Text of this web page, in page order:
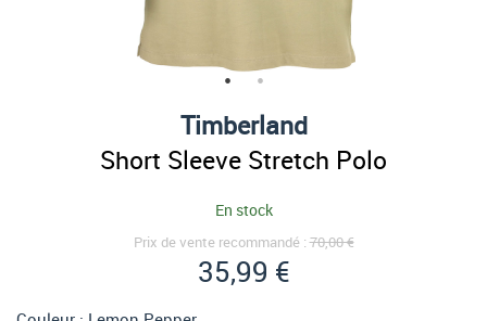
Timberland
Short Sleeve Stretch Polo
En stock
Prix de vente recommandé :70,00 €
35,99 €